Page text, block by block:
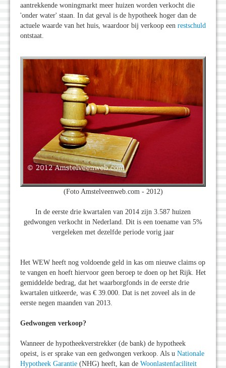
aantrekkende woningmarkt meer huizen worden verkocht die
'onder water' staan. In dat geval is de hypotheek hoger dan de
actuele waarde van het huis, waardoor bij verkoop een restschuld
ontstaat.
(Foto Amstelveenweb.com - 2012)
In de eerste drie kwartalen van 2014 zijn 3.587 huizen
gedwongen verkocht in Nederland. Dit is een toename van 5%
vergeleken met dezelfde periode vorig jaar
Het WEW heeft nog voldoende geld in kas om nieuwe claims op
te vangen en hoeft hiervoor geen beroep te doen op het Rijk. Het
gemiddelde bedrag, dat het waarborgfonds in de eerste drie
kwartalen uitkeerde, was € 39.000. Dat is net zoveel als in de
eerste negen maanden van 2013.
Gedwongen verkoop?
Wanneer de hypotheekverstrekker (de bank) de hypotheek
opeist, is er sprake van een gedwongen verkoop. Als u Nationale
Hypotheek Garantie (NHG) heeft, kan de Woonlastenfaciliteit